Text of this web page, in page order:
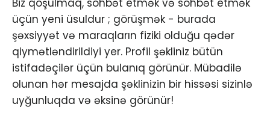
Biz qoşulmaq, söhbət etmək və söhbət etmək
üçün yeni üsuldur ; görüşmək - burada
şəxsiyyət və maraqların fiziki olduğu qədər
qiymətləndirildiyi yer. Profil şəkliniz bütün
istifadəçilər üçün bulanıq görünür. Mübadilə
olunan hər mesajda şəklinizin bir hissəsi sizinlə
uyğunluqda və əksinə görünür!